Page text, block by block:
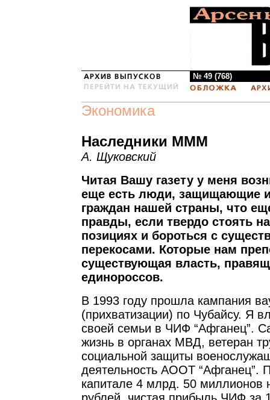
№ 49 (768)
Экономика
Наследники МММ
А. Щуковский
Читая Вашу газету у меня
еще есть люди, защищающие
граждан нашей страны, что
правды, если твердо стоять
позициях и бороться с
перекосами. Которые нам
существующая власть,
единороссов.
В 1993 году прошла кампания
(прихватизации) по Чубайсу. Я
своей семьи в ЧИФ “Афганец”.
жизнь в органах МВД, ветеран
социальной защиты
деятельность АООТ “Афганец”.
капитале 4 млрд. 50 миллионов